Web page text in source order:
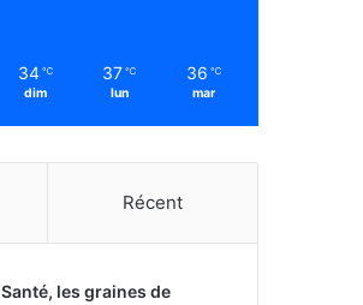
34 ℃
dim
37 ℃
lun
36 ℃
mar
Récent
Santé, les graines de